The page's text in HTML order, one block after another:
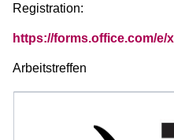
Registration:
https://forms.office.com/e/
Arbeitstreffen